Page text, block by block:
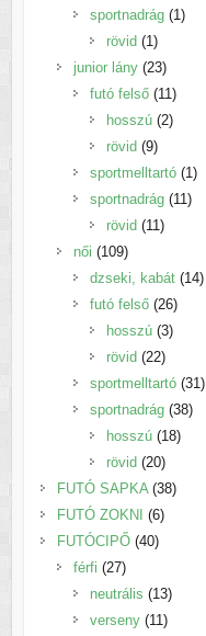
termék
sportnadrág 11
rövid 11
termék
junior lány 2323
termék
futó felső 1111
termék
hosszú 22
rövid 99
termék
sportmelltartó 11
sportnadrág 1111
rövid 1111
női 109109
termék
dzseki, kabát 1414
futó felső 2626
hosszú 33
rövid 2222
termék
sportmelltartó 3131
sportnadrág 3838
hosszú 1818
rövid 2020
termék
FUTÓ SAPKA 3838
FUTÓ ZOKNI 66
termék
FUTÓCIPŐ 4040
férfi 2727
termék
neutrális 1313
termék
verseny 1111